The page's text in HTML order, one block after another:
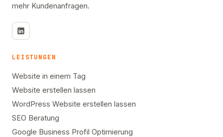
mehr Kundenanfragen.
LEISTUNGEN
Website in einem Tag
Website erstellen lassen
WordPress Website erstellen lassen
SEO Beratung
Google Business Profil Optimierung